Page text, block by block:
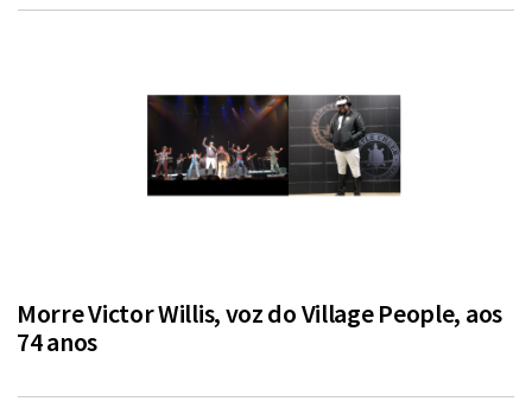
Morre Victor Willis, voz do Village People, aos
74 anos